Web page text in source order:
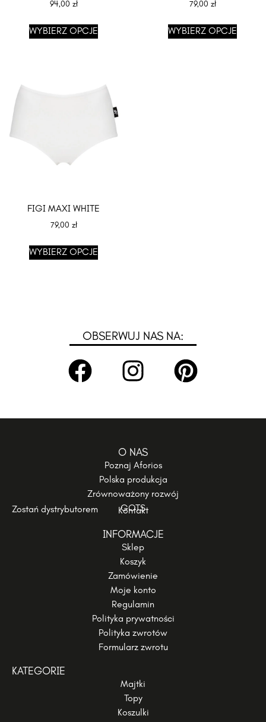
94,00 zł
WYBIERZ OPCJE
79,00 zł
WYBIERZ OPCJE
FIGI MAXI WHITE
79,00 zł
WYBIERZ OPCJE
OBSERWUJ NAS NA:
O NAS
Poznaj Aforios
Polska produkcja
Zrównoważony rozwój
GOTS
Zostań dystrybutorem Kontakt
INFORMACJE
Sklep
Koszyk
Zamówienie
Moje konto
Regulamin
Polityka prywatności
Polityka zwrotów
Formularz zwrotu
KATEGORIE
Majtki
Topy
Koszulki